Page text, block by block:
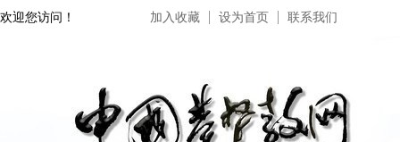
欢迎您访问！ 加入收藏 设为首页 联系我们